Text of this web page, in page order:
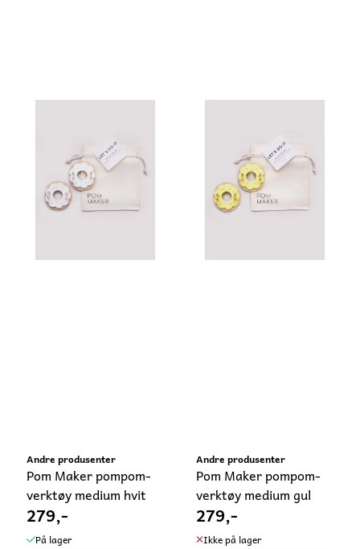
Andre produsenter
Pom Maker pompom-
verktøy medium hvit
279,-
På lager
Andre produsenter
Pom Maker pompom-
verktøy medium gul
279,-
Ikke på lager